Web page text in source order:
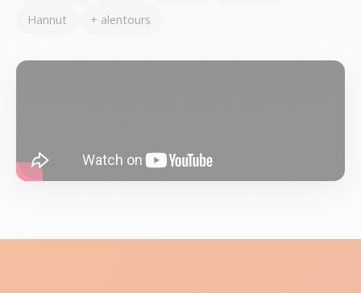
Hannut
+ alentours